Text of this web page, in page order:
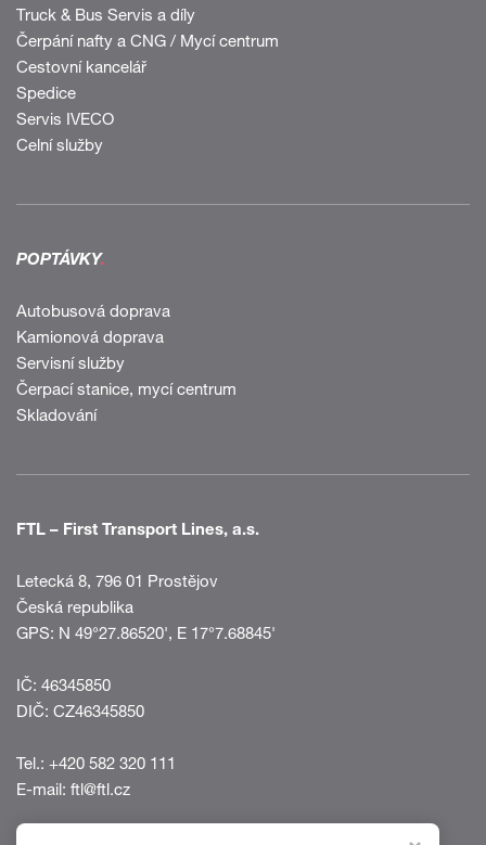
Truck & Bus Servis a díly
Čerpání nafty a CNG / Mycí centrum
Cestovní kancelář
Spedice
Servis IVECO
Celní služby
POPTÁVKY.
Autobusová doprava
Kamionová doprava
Servisní služby
Čerpací stanice, mycí centrum
Skladování
FTL – First Transport Lines, a.s.
Letecká 8, 796 01 Prostějov
Česká republika
GPS: N 49°27.86520', E 17°7.68845'
IČ: 46345850
DIČ: CZ46345850
Tel.: +420 582 320 111
E-mail: ftl@ftl.cz